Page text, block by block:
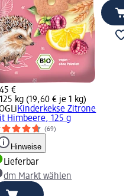
€
kg (19,60 € je 1 kg)
Kinderkekse Zitrone
Himbeere, 125 g
(69)
Hinweise
Lieferbar
dm Markt wählen